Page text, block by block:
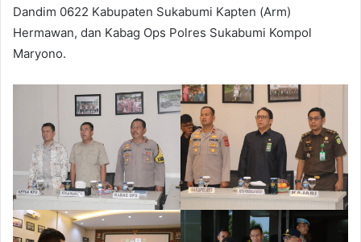
Dandim 0622 Kabupaten Sukabumi Kapten (Arm)
Hermawan, dan Kabag Ops Polres Sukabumi Kompol
Maryono.